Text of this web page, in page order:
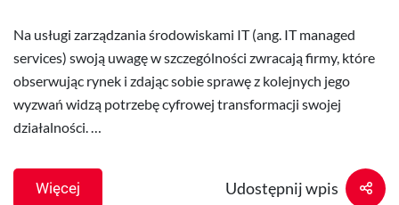
Na usługi zarządzania środowiskami IT (ang. IT managed
services) swoją uwagę w szczególności zwracają firmy, które
obserwując rynek i zdając sobie sprawę z kolejnych jego
wyzwań widzą potrzebę cyfrowej transformacji swojej
działalności. …
Więcej Udostępnij wpis